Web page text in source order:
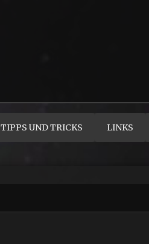
TIPPS UND TRICKS LINKS